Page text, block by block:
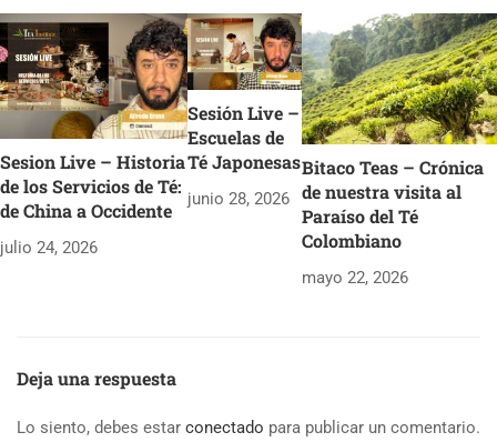
Sesion Live – Historia
de los Servicios de Té:
de China a Occidente
julio 24, 2026
Sesión Live –
Escuelas de
Té Japonesas
junio 28, 2026
Bitaco Teas – Crónica
de nuestra visita al
Paraíso del Té
Colombiano
mayo 22, 2026
Deja una respuesta
Lo siento, debes estar conectado para publicar un comentario.